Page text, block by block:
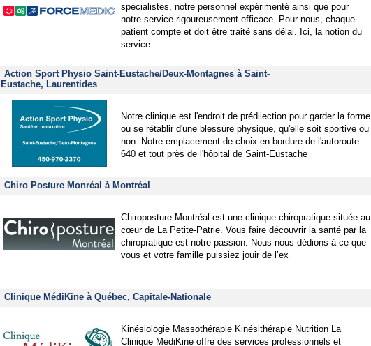
spécialistes, notre personnel expérimenté ainsi que pour
notre service rigoureusement efficace. Pour nous, chaque
patient compte et doit être traité sans délai. Ici, la notion du
service
Action Sport Physio Saint-Eustache/Deux-Montagnes à Saint-
Eustache, Laurentides
Notre clinique est l'endroit de prédilection pour garder la forme
ou se rétablir d'une blessure physique, qu'elle soit sportive ou
non. Notre emplacement de choix en bordure de l'autoroute
640 et tout près de l'hôpital de Saint-Eustache
Chiro Posture Monréal à Montréal
Chiroposture Montréal est une clinique chiropratique située au
cœur de La Petite-Patrie. Vous faire découvrir la santé par la
chiropratique est notre passion. Nous nous dédions à ce que
vous et votre famille puissiez jouir de l’ex
Clinique MédiKine à Québec, Capitale-Nationale
Kinésiologie Massothérapie Kinésithérapie Nutrition La
Clinique MédiKine offre des services professionnels et